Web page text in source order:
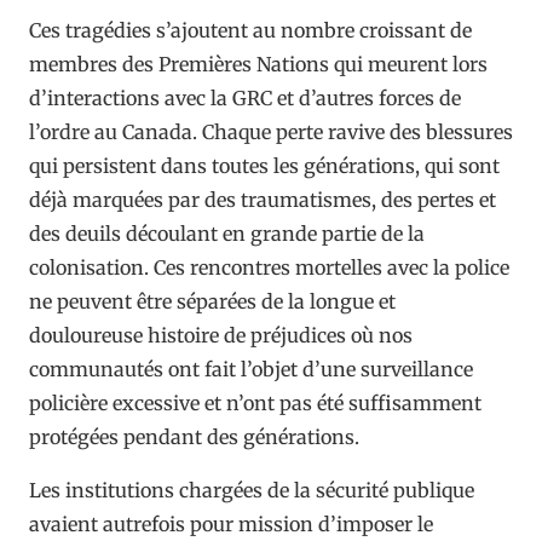
Ces tragédies s’ajoutent au nombre croissant de
membres des Premières Nations qui meurent lors
d’interactions avec la GRC et d’autres forces de
l’ordre au Canada. Chaque perte ravive des blessures
qui persistent dans toutes les générations, qui sont
déjà marquées par des traumatismes, des pertes et
des deuils découlant en grande partie de la
colonisation. Ces rencontres mortelles avec la police
ne peuvent être séparées de la longue et
douloureuse histoire de préjudices où nos
communautés ont fait l’objet d’une surveillance
policière excessive et n’ont pas été suffisamment
protégées pendant des générations.
Les institutions chargées de la sécurité publique
avaient autrefois pour mission d’imposer le